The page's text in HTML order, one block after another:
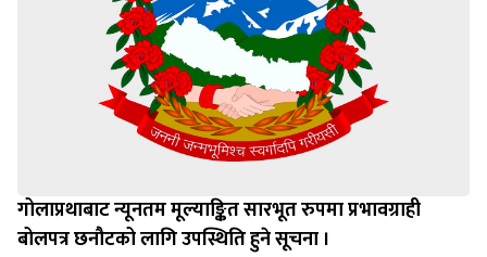
गोलाप्रथाबाट न्यूनतम मूल्याङ्कित सारभूत रुपमा प्रभावग्राही
बोलपत्र छनौटको लागि उपस्थिति हुने सूचना ।